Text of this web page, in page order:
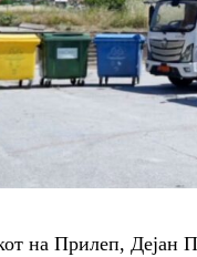
на Прилеп, Дејан